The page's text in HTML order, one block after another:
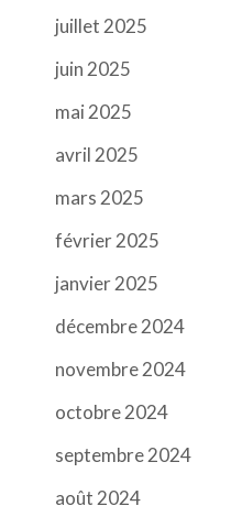
juillet 2025
juin 2025
mai 2025
avril 2025
mars 2025
février 2025
janvier 2025
décembre 2024
novembre 2024
octobre 2024
septembre 2024
août 2024